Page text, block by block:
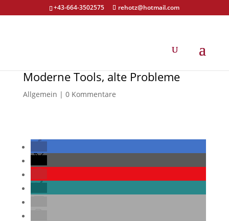
+43-664-3502575 rehotz@hotmail.com
Moderne Tools, alte Probleme
Allgemein | 0 Kommentare